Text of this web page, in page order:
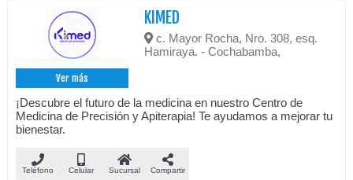
Ver más
KIMED
c. Mayor Rocha, Nro. 308, esq.
Hamiraya. - Cochabamba,
¡Descubre el futuro de la medicina en nuestro Centro de
Medicina de Precisión y Apiterapia! Te ayudamos a mejorar tu
bienestar.
Teléfono Celular Sucursal Compartir